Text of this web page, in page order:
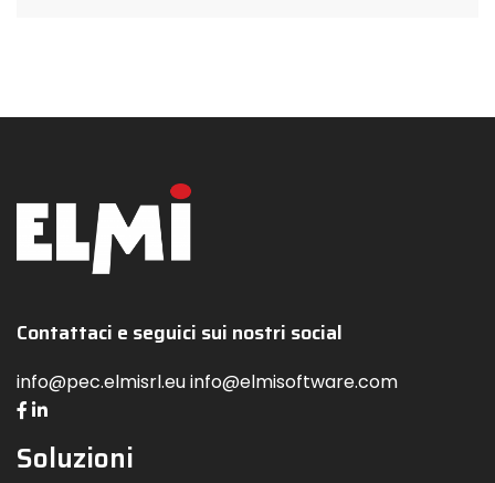
Contattaci e seguici sui nostri social
info@pec.elmisrl.eu info@elmisoftware.com
Soluzioni